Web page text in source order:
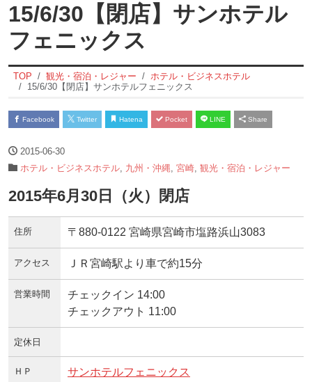
15/6/30【閉店】サンホテル
フェニックス
TOP 観光・宿泊・レジャー
ホテル・ビジネスホテル
15/6/30【閉店】サンホテルフェニックス
Facebook Twitter Hatena Pocket LINE Share
2015-06-30
ホテル・ビジネスホテル 九州・沖縄 宮崎 観光・宿泊・レジャー
2015年6月30日（火）閉店
住所 〒880-0122 宮崎県宮崎市塩路浜山3083
アクセス ＪＲ宮崎駅より車で約15分
営業時間
チェックイン 14:00
チェックアウト 11:00
定休日
ＨＰ サンホテルフェニックス